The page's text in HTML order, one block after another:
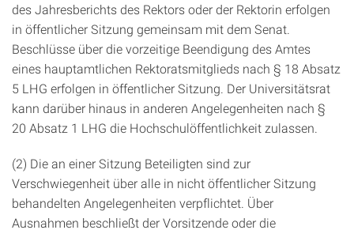
des Jahresberichts des Rektors oder der Rektorin erfolgen
in öffentlicher Sitzung gemeinsam mit dem Senat.
Beschlüsse über die vorzeitige Beendigung des Amtes
eines hauptamtlichen Rektoratsmitglieds nach § 18 Absatz
5 LHG erfolgen in öffentlicher Sitzung. Der Universitätsrat
kann darüber hinaus in anderen Angelegenheiten nach §
20 Absatz 1 LHG die Hochschulöffentlichkeit zulassen.
(2) Die an einer Sitzung Beteiligten sind zur
Verschwiegenheit über alle in nicht öffentlicher Sitzung
behandelten Angelegenheiten verpflichtet. Über
Ausnahmen beschließt der Vorsitzende oder die